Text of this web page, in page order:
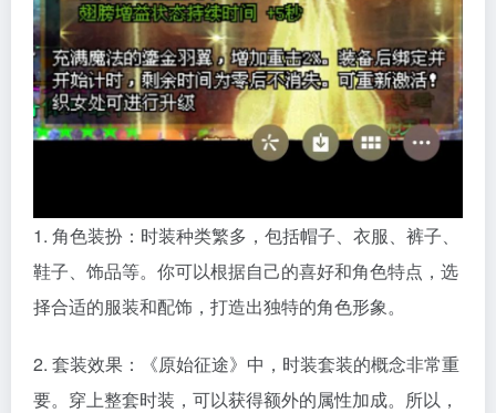
1. 角色装扮：时装种类繁多，包括帽子、衣服、裤子、
鞋子、饰品等。你可以根据自己的喜好和角色特点，选
择合适的服装和配饰，打造出独特的角色形象。
2. 套装效果：《原始征途》中，时装套装的概念非常重
要。穿上整套时装，可以获得额外的属性加成。所以，